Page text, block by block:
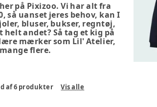
på Pixizoo. Vi har alt fra
så uanset jeres behov, kan I
bluser, bukser, regntøj,
andet? Så tag et kig på
mærker som Lil' Atelier,
flere.
af6 produkter Vis alle